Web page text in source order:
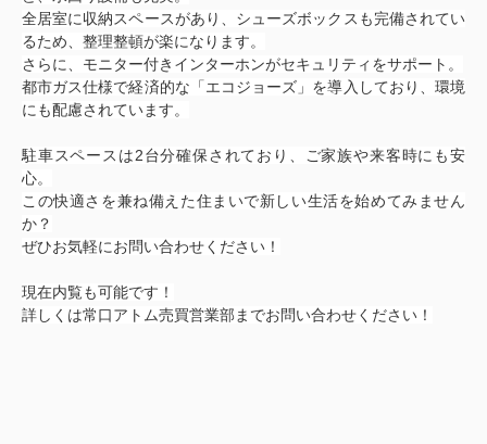
全居室に収納スペースがあり、シューズボックスも完備されてい
るため、整理整頓が楽になります。
さらに、モニター付きインターホンがセキュリティをサポート。
都市ガス仕様で経済的な「エコジョーズ」を導入しており、環境
にも配慮されています。
駐車スペースは2台分確保されており、ご家族や来客時にも安
心。
この快適さを兼ね備えた住まいで新しい生活を始めてみません
か？
ぜひお気軽にお問い合わせください！
現在内覧も可能です！
詳しくは常口アトム売買営業部までお問い合わせください！